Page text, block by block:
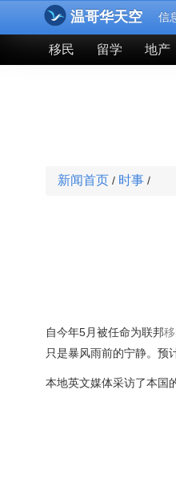
温哥华天空 信
移民 留学 地产
新闻首页 / 时事 /
自今年5月被任命为联邦
只是暴风雨前的宁静。预
本地英文媒体采访了本国